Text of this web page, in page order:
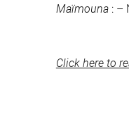
Maïmouna : –
Click here to